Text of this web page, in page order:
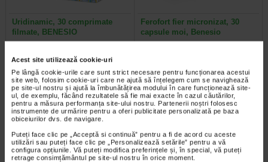
Acest site utilizează cookie-uri
Pe lângă cookie-urile care sunt strict necesare pentru funcționarea acestui
site web, folosim cookie-uri care ne ajută să înțelegem cum se navighează
pe site-ul nostru și ajută la îmbunătățirea modului în care funcționează site-
ul, de exemplu, făcând rezultatele să fie mai exacte în cazul căutărilor,
pentru a măsura performanța site-ului nostru. Partenerii noștri folosesc
instrumente de urmărire pentru a oferi publicitate personalizată pe baza
obiceiurilor dvs. de navigare.
Puteți face clic pe „Acceptă si continuă” pentru a fi de acord cu aceste
utilizări sau puteți face clic pe „Personalizează setările” pentru a vă
configura opțiunile. Vă puteți modifica preferințele și, în special, vă puteți
retrage consimțământul pe site-ul nostru în orice moment.
Uridinamic, 30 comprimate
filmate, BENESIO
Supliment alimentar cu o formula
acid alfa-lipoic, uridina, citidina…
Ferofort fier micronizat, 30
capsule moi, Benesio
micronizat, vitamina C si acid…
Plătești 2, primești 3 Plătești 2, primești 3